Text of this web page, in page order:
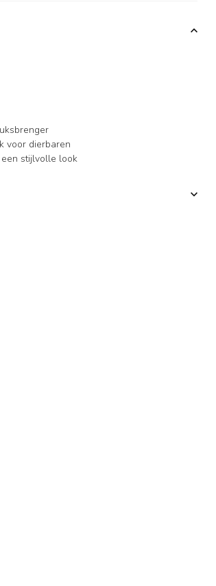
voor dierbaren
stijlvolle look